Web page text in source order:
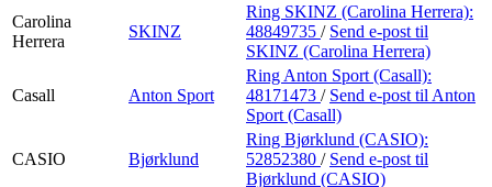
Carolina
Herrera
SKINZ
Ring SKINZ (Carolina Herrera):
48849735 / Send e-post til
SKINZ (Carolina Herrera)
Casall Anton Sport
Ring Anton Sport (Casall):
48171473 / Send e-post til Anton
Sport (Casall)
CASIO Bjørklund
Ring Bjørklund (CASIO):
52852380 / Send e-post til
Bjørklund (CASIO)